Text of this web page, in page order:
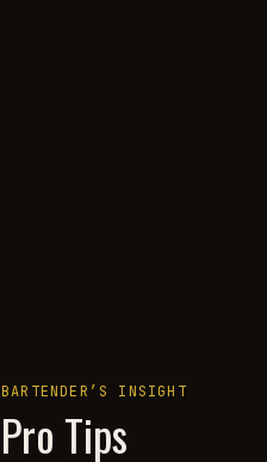
BARTENDER’S INSIGHT
Pro Tips